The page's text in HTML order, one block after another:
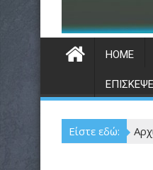
HOME
Είστε εδώ: